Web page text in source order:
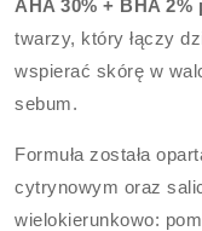
AHA 30% + BHA
twarzy, który łączy
wspierać skórę w
sebum.
Formuła została
cytrynowym oraz
wielokierunkowo: